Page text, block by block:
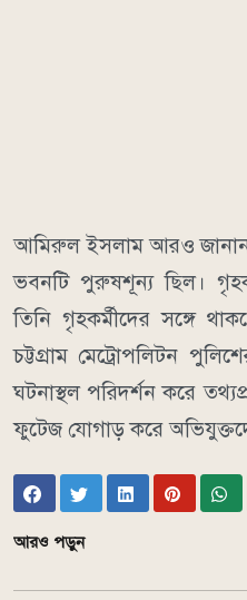
আমিরুল ইসলাম আরও
ভবনটি পুরুষশূন্য ছিল।
তিনি গৃহকর্মীদের সঙ্গে
চট্টগ্রাম মেট্রোপলিটন
ঘটনাস্থল পরিদর্শন করে
ফুটেজ যোগাড় করে
আরও পড়ুন